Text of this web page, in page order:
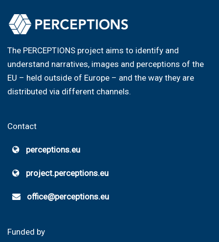
The PERCEPTIONS project aims to identify and
understand narratives, images and perceptions of the
EU – held outside of Europe – and the way they are
distributed via different channels.
Contact
perceptions.eu
project.perceptions.eu
office@perceptions.eu
Funded by